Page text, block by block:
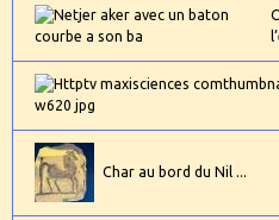
Char au bord du Nil ...